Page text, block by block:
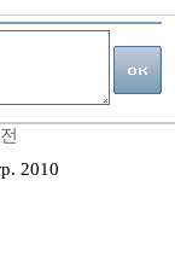
2010